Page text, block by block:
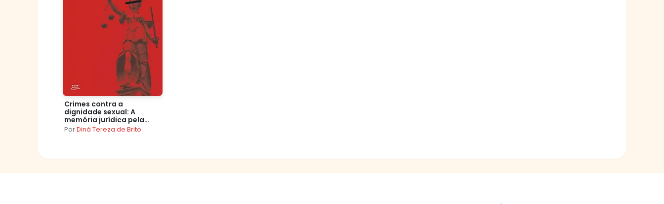
Crimes contra a
dignidade sexual: A
memória jurídica pela
ótica da estilística léxica
PorDiná Tereza de Brito